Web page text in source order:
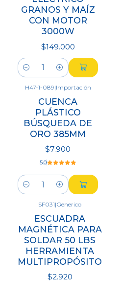
GRANOS Y MAÍZ
CON MOTOR
3000W
$149.000
Cantidad
H47-1-089|Importación
CUENCA
PLÁSTICO
BÚSQUEDA DE
ORO 385MM
$7.900
5.0
Cantidad
SF031|Generico
ESCUADRA
MAGNÉTICA PARA
SOLDAR 50 LBS
HERRAMIENTA
MULTIPROPÓSITO
$2.920